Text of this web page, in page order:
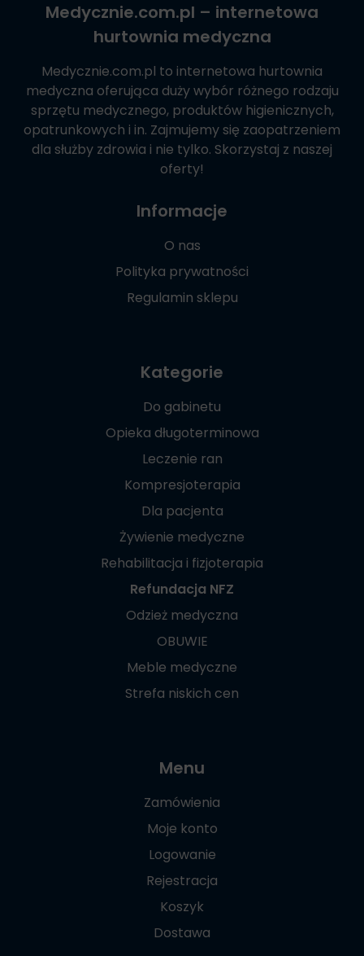
Medycznie.com.pl – internetowa
hurtownia medyczna
Medycznie.com.pl to internetowa hurtownia
medyczna oferująca duży wybór różnego rodzaju
sprzętu medycznego, produktów higienicznych,
opatrunkowych i in. Zajmujemy się zaopatrzeniem
dla służby zdrowia i nie tylko. Skorzystaj z naszej
oferty!
Informacje
O nas
Polityka prywatności
Regulamin sklepu
Kategorie
Do gabinetu
Opieka długoterminowa
Leczenie ran
Kompresjoterapia
Dla pacjenta
Żywienie medyczne
Rehabilitacja i fizjoterapia
Refundacja NFZ
Odzież medyczna
OBUWIE
Meble medyczne
Strefa niskich cen
Menu
Zamówienia
Moje konto
Logowanie
Rejestracja
Koszyk
Dostawa